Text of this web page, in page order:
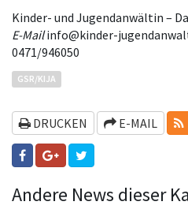
Kinder- und Jugendanwältin –
E-Mailinfo@kinder-
0471/946050
GSR/KIJA
DRUCKEN E-MAIL
Andere News dieser